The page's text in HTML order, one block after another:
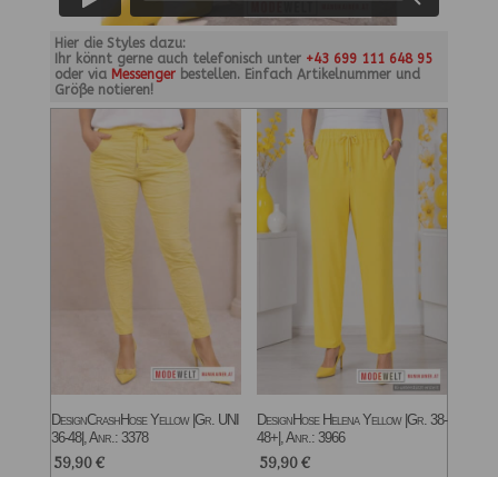
Hier die Styles dazu:
Ihr könnt gerne auch telefonisch unter +43 699 111 648 95
oder via Messengerbestellen. Einfach Artikelnummer und
Größe notieren!
DesignCrashHose Yellow |Gr. UNI
36-48|, Anr.: 3378
59,90€
DesignHose Helena Yellow |Gr. 38-
48+|, Anr.: 3966
59,90€